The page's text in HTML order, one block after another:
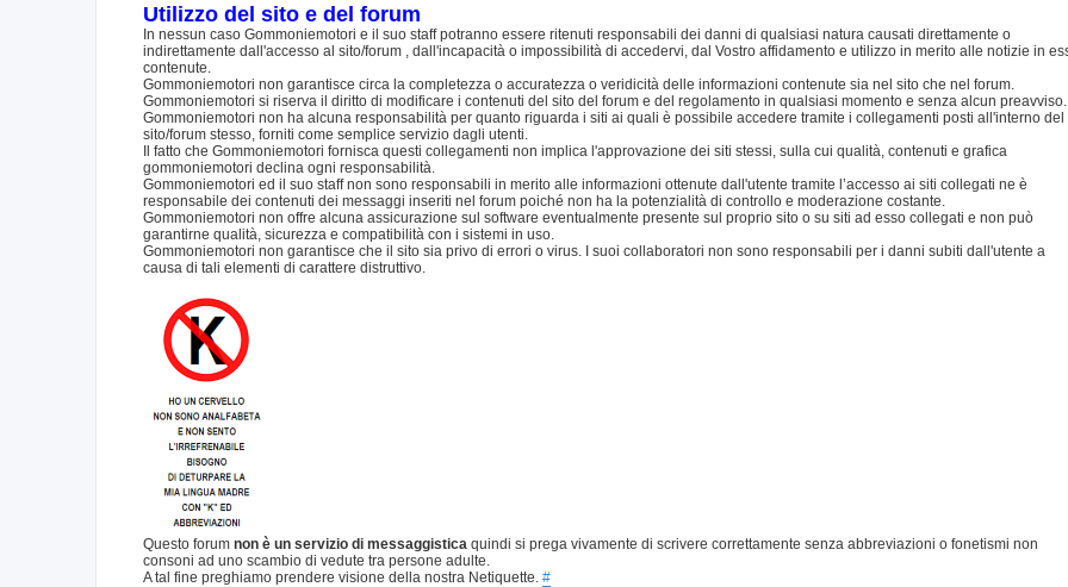
Utilizzo del sito e del forum
In nessun caso Gommoniemotori e il suo staff potranno essere ritenuti responsabili dei danni di qualsiasi natura causati direttamente o
indirettamente dall'accesso al sito/forum , dall'incapacità o impossibilità di accedervi, dal Vostro affidamento e utilizzo in merito alle notizie in
contenute.
Gommoniemotori non garantisce circa la completezza o accuratezza o veridicità delle informazioni contenute sia nel sito che nel forum.
Gommoniemotori si riserva il diritto di modificare i contenuti del sito del forum e del regolamento in qualsiasi momento e senza alcun preavviso.
Gommoniemotori non ha alcuna responsabilità per quanto riguarda i siti ai quali è possibile accedere tramite i collegamenti posti all'interno del
sito/forum stesso, forniti come semplice servizio dagli utenti.
Il fatto che Gommoniemotori fornisca questi collegamenti non implica l'approvazione dei siti stessi, sulla cui qualità, contenuti e grafica
gommoniemotori declina ogni responsabilità.
Gommoniemotori ed il suo staff non sono responsabili in merito alle informazioni ottenute dall'utente tramite l’accesso ai siti collegati ne è
responsabile dei contenuti dei messaggi inseriti nel forum poiché non ha la potenzialità di controllo e moderazione costante.
Gommoniemotori non offre alcuna assicurazione sul software eventualmente presente sul proprio sito o su siti ad esso collegati e non può
garantirne qualità, sicurezza e compatibilità con i sistemi in uso.
Gommoniemotori non garantisce che il sito sia privo di errori o virus. I suoi collaboratori non sono responsabili per i danni subiti dall'utente a
causa di tali elementi di carattere distruttivo.
Questo forum non è un servizio di messaggistica quindi si prega vivamente di scrivere correttamente senza abbreviazioni o fonetismi non
consoni ad uno scambio di vedute tra persone adulte.
A tal fine preghiamo prendere visione della nostra Netiquette. #